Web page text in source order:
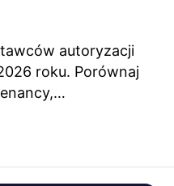
autoryzacji
roku. Porównaj